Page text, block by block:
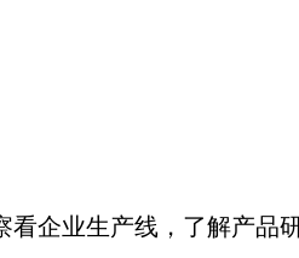
企业生产线，了解产品